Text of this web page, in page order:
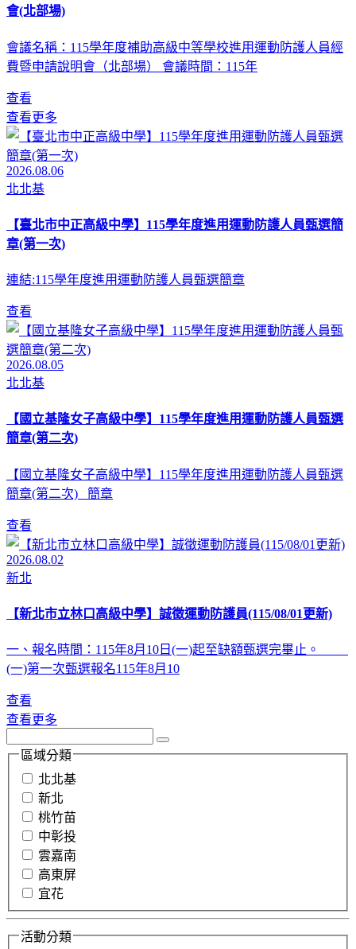
會(北部場)
會議名稱：115學年度補助高級中等學校進用運動防護人員經
費暨申請說明會（北部場） 會議時間：115年
查看
查看更多
2026.08.06
北北基
【臺北市中正高級中學】115學年度進用運動防護人員甄選簡
章(第一次)
連結:115學年度進用運動防護人員甄選簡章
查看
2026.08.05
北北基
【國立基隆女子高級中學】115學年度進用運動防護人員甄選
簡章(第二次)
【國立基隆女子高級中學】115學年度進用運動防護人員甄選
簡章(第二次) 簡章
查看
2026.08.02
新北
【新北市立林口高級中學】誠徵運動防護員(115/08/01更新)
一、報名時間：115年8月10日(一)起至缺額甄選完畢止。
(一)第一次甄選報名115年8月10
查看
查看更多
區域分類
北北基
新北
桃竹苗
中彰投
雲嘉南
高東屏
宜花
活動分類